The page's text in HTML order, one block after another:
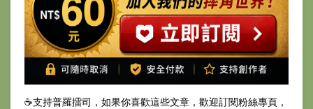
☕️支持普羅擂司，如果你喜歡這些文章，歡迎訂閱粉絲專頁，